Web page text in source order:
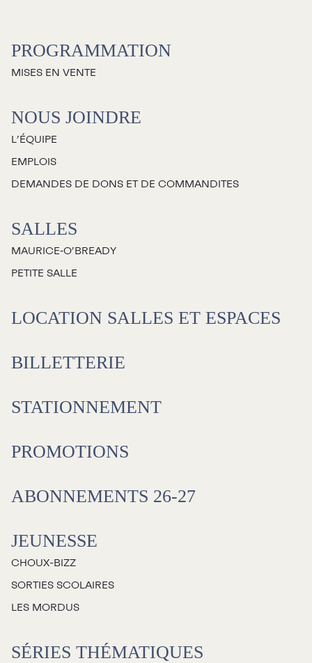
PROGRAMMATION
MISES EN VENTE
NOUS JOINDRE
L’ÉQUIPE
EMPLOIS
DEMANDES DE DONS ET DE COMMANDITES
SALLES
MAURICE‑O’BREADY
PETITE SALLE
LOCATION SALLES ET ESPACES
BILLETTERIE
STATIONNEMENT
PROMOTIONS
ABONNEMENTS 26-27
JEUNESSE
CHOUX-BIZZ
SORTIES SCOLAIRES
LES MORDUS
SÉRIES THÉMATIQUES